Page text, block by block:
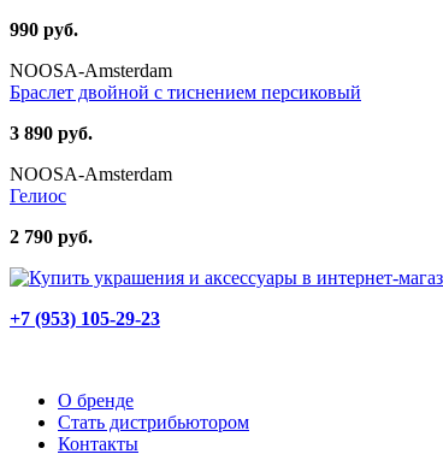
990 руб.
NOOSA-Amsterdam
Браслет двойной с тиснением персиковый
3 890 руб.
NOOSA-Amsterdam
Гелиос
2 790 руб.
+7 (953) 105-29-23
О бренде
Стать дистрибьютором
Контакты